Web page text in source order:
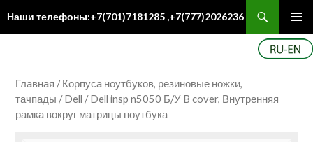
Наши телефоны:+7(701)7181285 ,+7(777)2026236
Главная /Корпуса ноутбуков, резиновые ножки,
тачпады /Dell / Dell insp n5050 Б/У B cover, Внутренняя
рамка вокруг матрицы ноутбука